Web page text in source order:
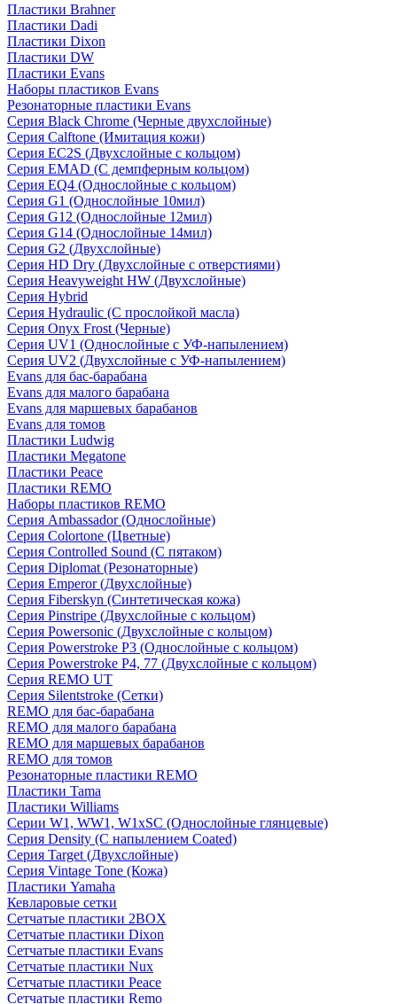
Пластики Brahner
Пластики Dadi
Пластики Dixon
Пластики DW
Пластики Evans
Наборы пластиков Evans
Резонаторные пластики Evans
Серия Black Chrome (Черные двухслойные)
Серия Calftone (Имитация кожи)
Серия EC2S (Двухслойные с кольцом)
Серия EMAD (С демпферным кольцом)
Серия EQ4 (Однослойные с кольцом)
Серия G1 (Однослойные 10мил)
Серия G12 (Однослойные 12мил)
Серия G14 (Однослойные 14мил)
Серия G2 (Двухслойные)
Серия HD Dry (Двухслойные с отверстиями)
Серия Heavyweight HW (Двухслойные)
Серия Hybrid
Серия Hydraulic (С прослойкой масла)
Серия Onyx Frost (Черные)
Серия UV1 (Однослойные с УФ-напылением)
Серия UV2 (Двухслойные с УФ-напылением)
Evans для бас-барабана
Evans для малого барабана
Evans для маршевых барабанов
Evans для томов
Пластики Ludwig
Пластики Megatone
Пластики Peace
Пластики REMO
Наборы пластиков REMO
Серия Ambassador (Однослойные)
Серия Colortone (Цветные)
Серия Controlled Sound (С пятаком)
Серия Diplomat (Резонаторные)
Серия Emperor (Двухслойные)
Серия Fiberskyn (Синтетическая кожа)
Серия Pinstripe (Двухслойные с кольцом)
Серия Powersonic (Двухслойные с кольцом)
Серия Powerstroke P3 (Однослойные с кольцом)
Серия Powerstroke P4, 77 (Двухслойные с кольцом)
Серия REMO UT
Серия Silentstroke (Сетки)
REMO для бас-барабана
REMO для малого барабана
REMO для маршевых барабанов
REMO для томов
Резонаторные пластики REMO
Пластики Tama
Пластики Williams
Серии W1, WW1, W1xSC (Однослойные глянцевые)
Серия Density (C напылением Coated)
Серия Target (Двухслойные)
Серия Vintage Tone (Кожа)
Пластики Yamaha
Кевларовые сетки
Сетчатые пластики 2BOX
Сетчатые пластики Dixon
Сетчатые пластики Evans
Сетчатые пластики Nux
Сетчатые пластики Peace
Сетчатые пластики Remo